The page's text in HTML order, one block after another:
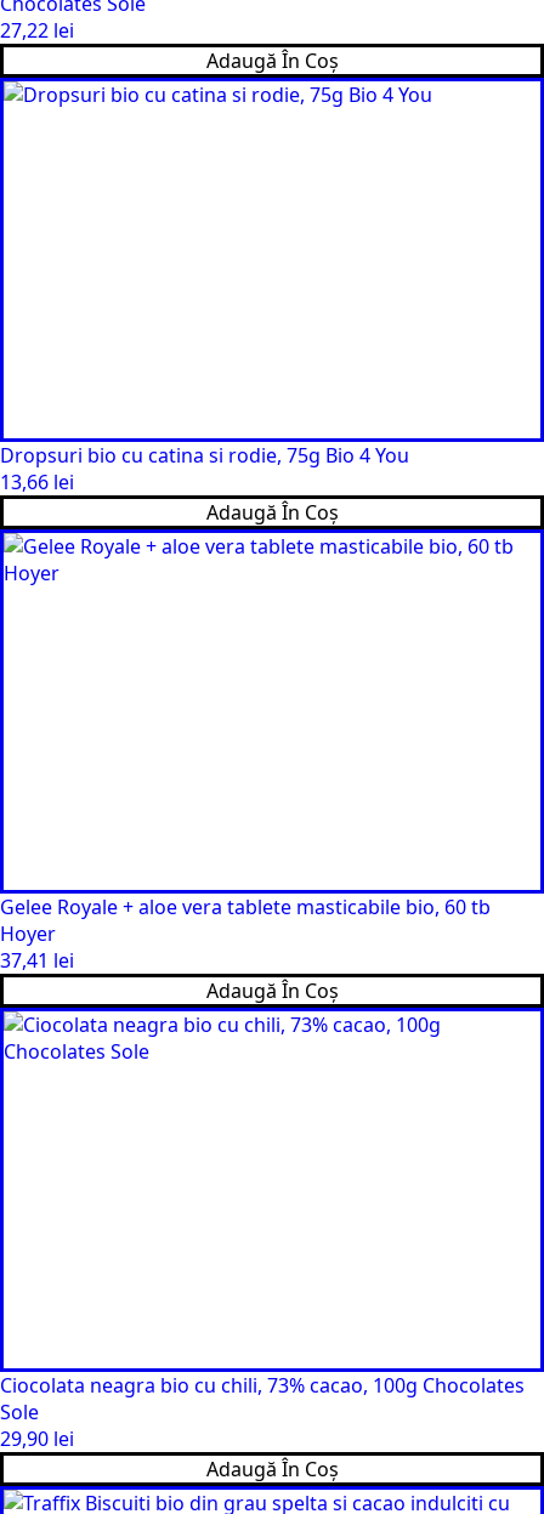
27,22 lei
Adaugă În Coș
Dropsuri bio cu catina si rodie, 75g Bio 4 You
13,66 lei
Adaugă În Coș
Gelee Royale + aloe vera tablete masticabile bio, 60 tb
Hoyer
37,41 lei
Adaugă În Coș
Ciocolata neagra bio cu chili, 73% cacao, 100g Chocolates
Sole
29,90 lei
Adaugă În Coș